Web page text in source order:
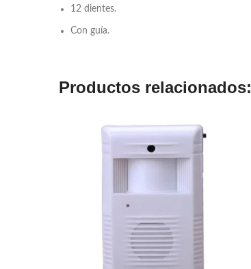
12 dientes.
Con guía.
Productos relacionados: